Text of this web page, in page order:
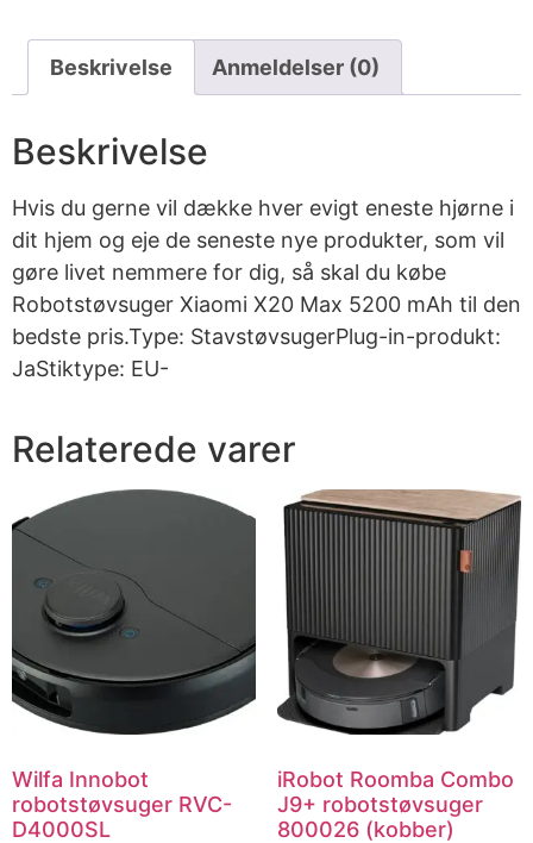
Beskrivelse Anmeldelser (0)
Beskrivelse
Hvis du gerne vil dække hver evigt eneste hjørne i
dit hjem og eje de seneste nye produkter, som vil
gøre livet nemmere for dig, så skal du købe
Robotstøvsuger Xiaomi X20 Max 5200 mAh til den
bedste pris.Type: StavstøvsugerPlug-in-produkt:
JaStiktype: EU-
Relaterede varer
Wilfa Innobot
robotstøvsuger RVC-
D4000SL
iRobot Roomba Combo
J9+ robotstøvsuger
800026 (kobber)